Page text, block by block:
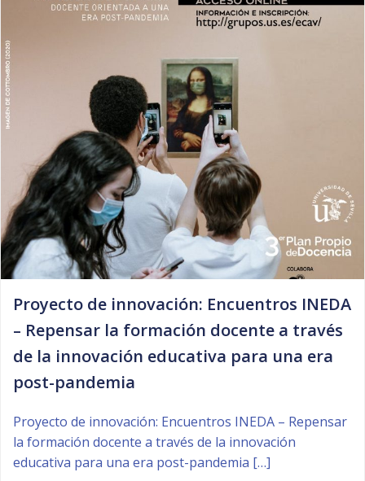
Proyecto de innovación: Encuentros INEDA
– Repensar la formación docente a través
de la innovación educativa para una era
post-pandemia
Proyecto de innovación: Encuentros INEDA – Repensar
la formación docente a través de la innovación
educativa para una era post-pandemia […]